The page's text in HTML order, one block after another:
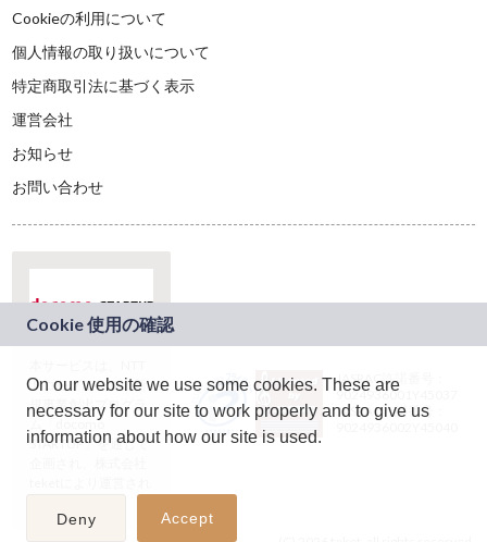
On our website we use some cookies. These are
necessary for our site to work properly and to give us
information about how our site is used.
Deny Accept
Cookieの利用について
個人情報の取り扱いについて
特定商取引法に基づく表示
運営会社
お知らせ
お問い合わせ
ドコモグループの新
規事業創出プログラ
ム「docomo
STARTUP」を通じて
JASRAC許諾番号：
9024936001Y45037
JASRAC許諾番号：